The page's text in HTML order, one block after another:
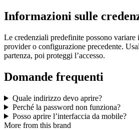
Informazioni sulle
Le credenziali predefinite possono variare
provider o configurazione precedente.
partenza, poi proteggi l’accesso.
Domande frequenti
Quale indirizzo devo aprire?
Perché la password non funziona?
Posso aprire l’interfaccia da mobile?
More from this brand